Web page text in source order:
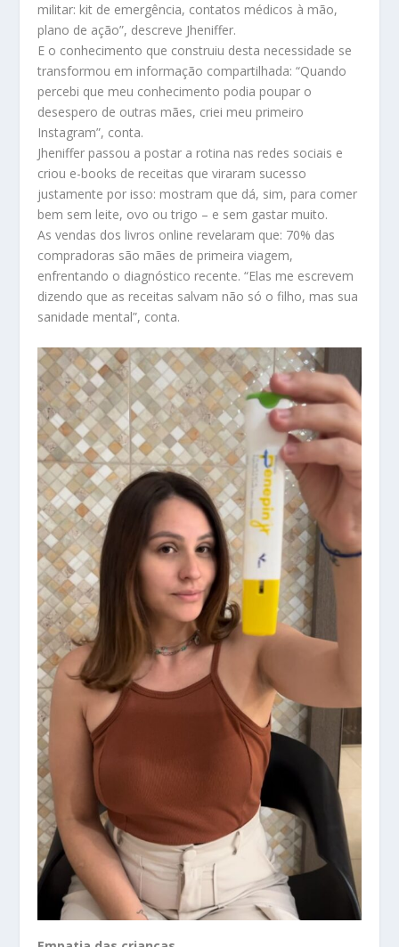
militar: kit de emergência, contatos médicos à mão,
plano de ação”, descreve Jheniffer.
E o conhecimento que construiu desta necessidade se
transformou em informação compartilhada: “Quando
percebi que meu conhecimento podia poupar o
desespero de outras mães, criei meu primeiro
Instagram”, conta.
Jheniffer passou a postar a rotina nas redes sociais e
criou e-books de receitas que viraram sucesso
justamente por isso: mostram que dá, sim, para comer
bem sem leite, ovo ou trigo – e sem gastar muito.
As vendas dos livros online revelaram que: 70% das
compradoras são mães de primeira viagem,
enfrentando o diagnóstico recente. “Elas me escrevem
dizendo que as receitas salvam não só o filho, mas sua
sanidade mental”, conta.